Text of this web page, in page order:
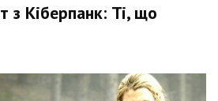
з Кіберпанк: Ті, що